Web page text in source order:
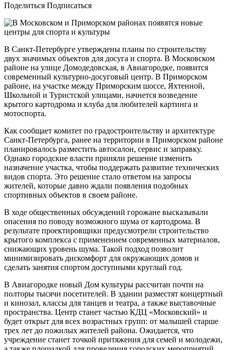
Поделиться Подписаться
В Санкт-Петербурге утверждены планы по строительству
двух значимых объектов для досуга и спорта. В Московском
районе на улице Домодедовская, в Авиагородке, появится
современный культурно-досуговый центр. В Приморском
районе, на участке между Приморским шоссе, Яхтенной,
Школьной и Туристской улицами, начнется возведение
крытого картодрома и клуба для любителей картинга и
мотоспорта.
Как сообщает комитет по градостроительству и архитектуре
Санкт-Петербурга, ранее на территории в Приморском районе
планировалось разместить автосалон, сервис и заправку.
Однако городские власти приняли решение изменить
назначение участка, чтобы поддержать развитие технических
видов спорта. Это решение стало ответом на запросы
жителей, которые давно ждали появления подобных
спортивных объектов в своем районе.
В ходе общественных обсуждений горожане высказывали
опасения по поводу возможного шума от картодрома. В
результате проектировщики предусмотрели строительство
крытого комплекса с применением современных материалов,
снижающих уровень шума. Такой подход позволит
минимизировать дискомфорт для окружающих домов и
сделать занятия спортом доступными круглый год.
В Авиагородке новый Дом культуры рассчитан почти на
полторы тысячи посетителей. В здании разместят концертный
и кинозал, классы для танцев и театра, а также выставочные
пространства. Центр станет частью КДЦ «Московский» и
будет открыт для всех возрастных групп: от малышей старше
трех лет до пожилых жителей района. Ожидается, что
учреждение станет точкой притяжения для семей и молодежи,